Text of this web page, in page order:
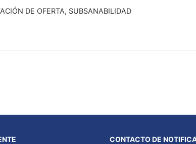
DE OFERTA, SUBSANABILIDAD
CONTACTO DE